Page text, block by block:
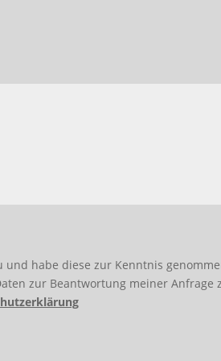
und habe diese zur Kenntnis
zur Beantwortung meiner